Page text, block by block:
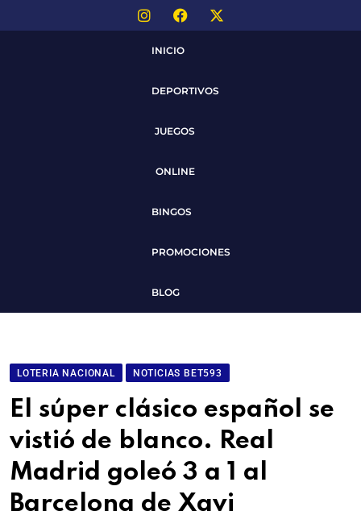
INICIO
DEPORTIVOS
JUEGOS
ONLINE
BINGOS
PROMOCIONES
BLOG
LOTERIA NACIONAL NOTICIAS BET593
El súper clásico español se
vistió de blanco. Real
Madrid goleó 3 a 1 al
Barcelona de Xavi